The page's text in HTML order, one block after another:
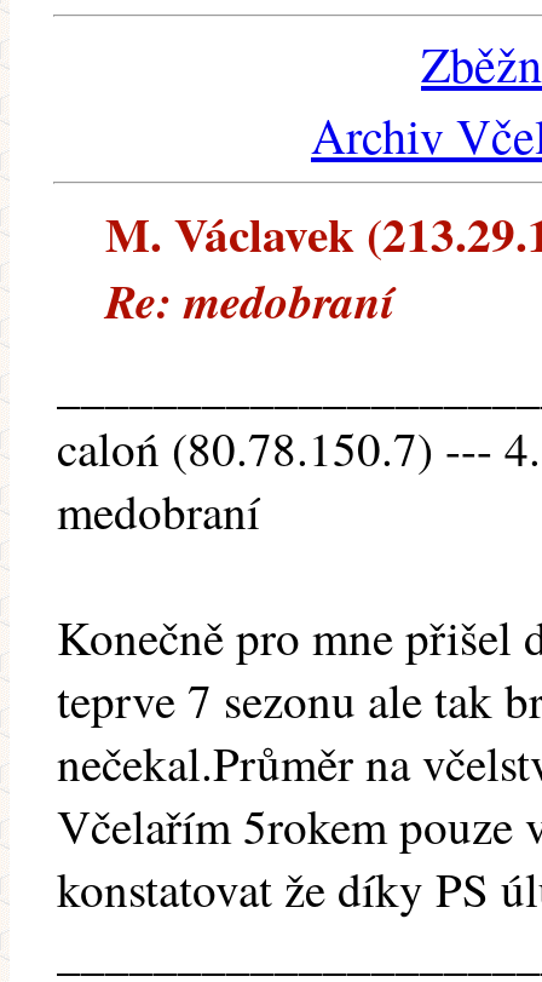
Archiv
M. Václavek
Re: medobraní
caloń (80.78.150.7) ---
medobraní
Konečně pro mne
teprve 7 sezonu ale tak
nečekal.Průměr na
Včelařím 5rokem pouze
konstatovat že díky PS